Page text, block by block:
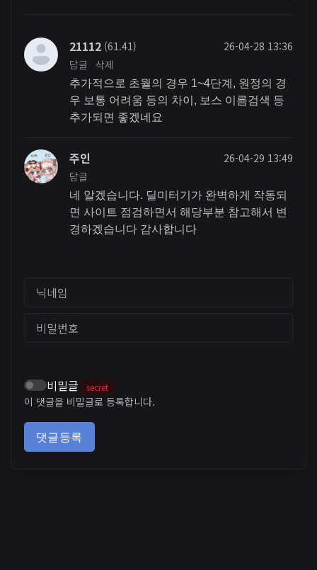
21112 (61.41)
26-04-28 13:36
답글 삭제
추가적으로 초월의 경우 1~4단계, 원정의 경
우 보통 어려움 등의 차이, 보스 이름검색 등
추가되면 좋겠네요
주인
26-04-29 13:49
답글
네 알겠습니다. 딜미터기가 완벽하게 작동되
면 사이트 점검하면서 해당부분 참고해서 변
경하겠습니다 감사합니다
닉네임
비밀번호
비밀글 secret
이 댓글을 비밀글로 등록합니다.
댓글등록